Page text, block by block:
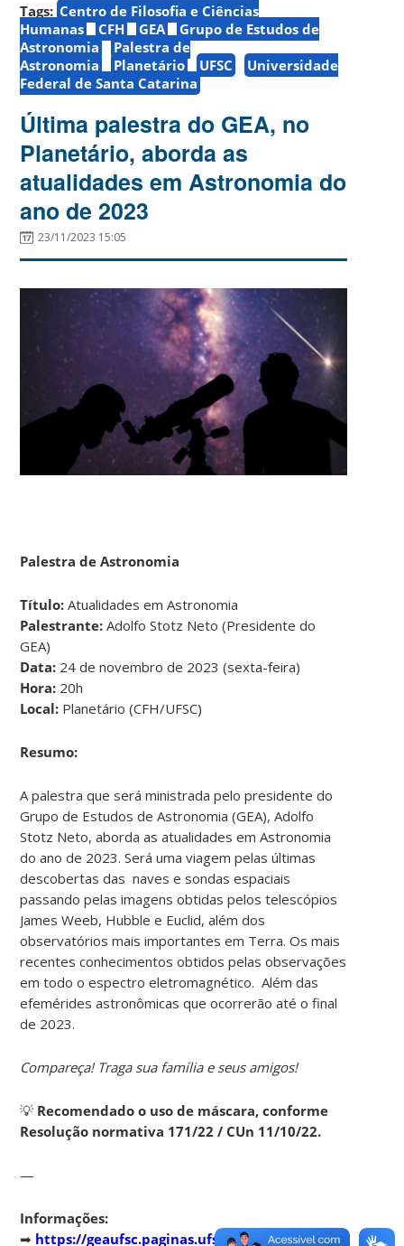
Tags: Centro de Filosofia e Ciências
Humanas
CFH GEA
Grupo de Estudos de
Astronomia
Palestra de
Astronomia
Planetário UFSC
Universidade
Federal de Santa Catarina
Última palestra do GEA, no
Planetário, aborda as
atualidades em Astronomia do
ano de 2023
23/11/2023 15:05
Palestra de Astronomia
Título: Atualidades em Astronomia
Palestrante: Adolfo Stotz Neto (Presidente do
GEA)
Data: 24 de novembro de 2023 (sexta-feira)
Hora: 20h
Local: Planetário (CFH/UFSC)
Resumo:
A palestra que será ministrada pelo presidente do
Grupo de Estudos de Astronomia (GEA), Adolfo
Stotz Neto, aborda as atualidades em Astronomia
do ano de 2023. Será uma viagem pelas últimas
descobertas das naves e sondas espaciais
passando pelas imagens obtidas pelos telescópios
James Weeb, Hubble e Euclid, além dos
observatórios mais importantes em Terra. Os mais
recentes conhecimentos obtidos pelas observações
em todo o espectro eletromagnético. Além das
efemérides astronômicas que ocorrerão até o final
de 2023.
Compareça! Traga sua família e seus amigos!
💡 Recomendado o uso de máscara, conforme
Resolução normativa 171/22 / CUn 11/10/22.
—
Informações:
➡ https://geaufsc.paginas.ufsc.br/